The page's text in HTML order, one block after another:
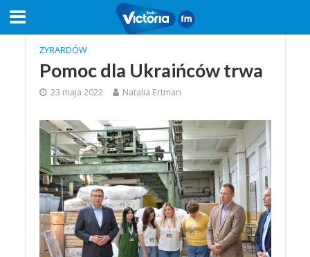
ŻYRARDÓW
Pomoc dla Ukraińców trwa
23 maja 2022 Natalia Ertman